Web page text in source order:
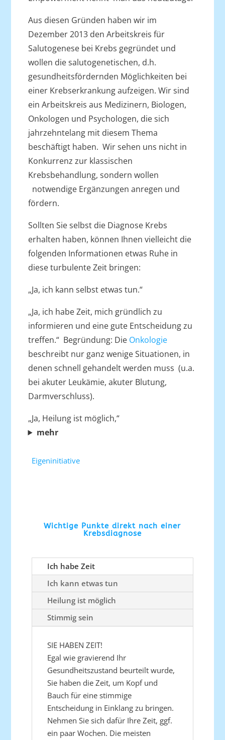
Aus diesen Gründen haben wir im
Dezember 2013 den Arbeitskreis für
Salutogenese bei Krebs gegründet und
wollen die salutogenetischen, d.h.
gesundheitsfördernden Möglichkeiten bei
einer Krebserkrankung aufzeigen. Wir sind
ein Arbeitskreis aus Medizinern, Biologen,
Onkologen und Psychologen, die sich
jahrzehntelang mit diesem Thema
beschäftigt haben. Wir sehen uns nicht in
Konkurrenz zur klassischen
Krebsbehandlung, sondern wollen
notwendige Ergänzungen anregen und
fördern.
Sollten Sie selbst die Diagnose Krebs
erhalten haben, können Ihnen vielleicht die
folgenden Informationen etwas Ruhe in
diese turbulente Zeit bringen:
„Ja, ich kann selbst etwas tun.“
„Ja, ich habe Zeit, mich gründlich zu
informieren und eine gute Entscheidung zu
treffen.“ Begründung: Die Onkologie
beschreibt nur ganz wenige Situationen, in
denen schnell gehandelt werden muss (u.a.
bei akuter Leukämie, akuter Blutung,
Darmverschluss).
„Ja, Heilung ist möglich,“
mehr
Eigeninitiative
Wichtige Punkte direkt nach einer
Krebsdiagnose
Ich habe Zeit
Ich kann etwas tun
Heilung ist möglich
Stimmig sein
SIE HABEN ZEIT!
Egal wie gravierend Ihr
Gesundheitszustand beurteilt wurde,
Sie haben die Zeit, um Kopf und
Bauch für eine stimmige
Entscheidung in Einklang zu bringen.
Nehmen Sie sich dafür Ihre Zeit, ggf.
ein paar Wochen. Die meisten